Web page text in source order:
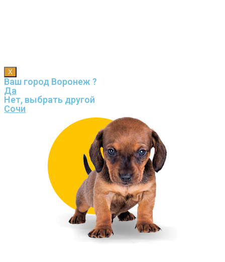
X
Ваш город Воронеж ?
Да
Нет, выбрать другой
Сочи